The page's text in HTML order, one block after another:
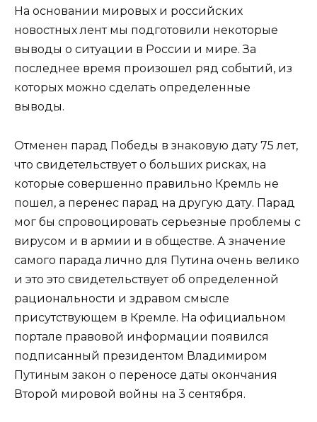
На основании мировых и российских
новостных лент мы подготовили некоторые
выводы о ситуации в России и мире. За
последнее время произошел ряд событий, из
которых можно сделать определенные
выводы.
Отменен парад Победы в знаковую дату 75 лет,
что свидетельствует о больших рисках, на
которые совершенно правильно Кремль не
пошел, а перенес парад на другую дату. Парад
мог бы спровоцировать серьезные проблемы с
вирусом и в армии и в обществе. А значение
самого парада лично для Путина очень велико
и это это свидетельствует об определенной
рациональности и здравом смысле
присутствующем в Кремле. На официальном
портале правовой информации появился
подписанный президентом Владимиром
Путиным закон о переносе даты окончания
Второй мировой войны на 3 сентября.